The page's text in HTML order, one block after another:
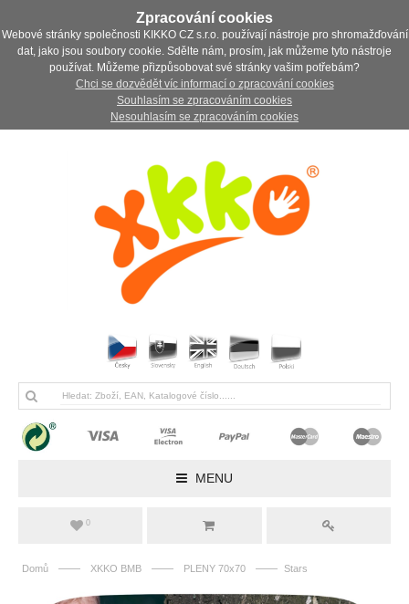
Zpracování cookies
Webové stránky společnosti KIKKO CZ s.r.o. používají nástroje pro shromažďování
dat, jako jsou soubory cookie. Sdělte nám, prosím, jak můžeme tyto nástroje
používat. Můžeme přizpůsobovat své stránky vašim potřebám?
Chci se dozvědět víc informací o zpracování cookies
Souhlasím se zpracováním cookies
Nesouhlasím se zpracováním cookies
MENU
0
Domů —— XKKO BMB —— PLENY 70x70 —— Stars